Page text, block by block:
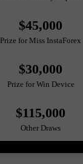
$45,000
Prize for Miss InstaForex
$30,000
Prize for Win Device
$115,000
Other Draws